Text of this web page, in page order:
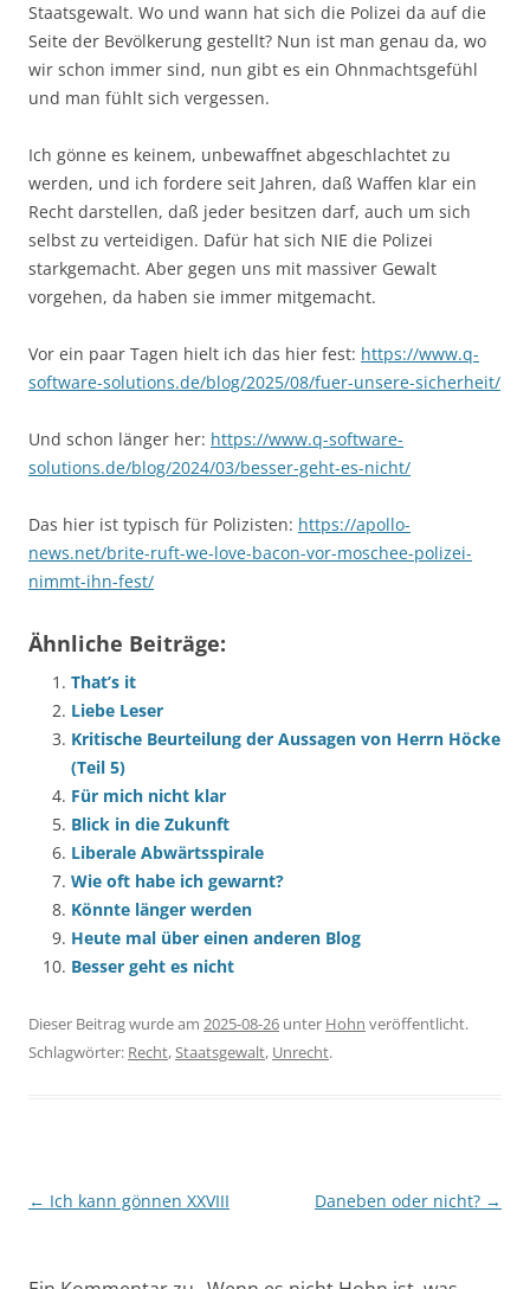
Staatsgewalt. Wo und wann hat sich die Polizei da auf die
Seite der Bevölkerung gestellt? Nun ist man genau da, wo
wir schon immer sind, nun gibt es ein Ohnmachtsgefühl
und man fühlt sich vergessen.
Ich gönne es keinem, unbewaffnet abgeschlachtet zu
werden, und ich fordere seit Jahren, daß Waffen klar ein
Recht darstellen, daß jeder besitzen darf, auch um sich
selbst zu verteidigen. Dafür hat sich NIE die Polizei
starkgemacht. Aber gegen uns mit massiver Gewalt
vorgehen, da haben sie immer mitgemacht.
Vor ein paar Tagen hielt ich das hier fest: https://www.q-
software-solutions.de/blog/2025/08/fuer-unsere-sicherheit/
Und schon länger her: https://www.q-software-
solutions.de/blog/2024/03/besser-geht-es-nicht/
Das hier ist typisch für Polizisten: https://apollo-
news.net/brite-ruft-we-love-bacon-vor-moschee-polizei-
nimmt-ihn-fest/
Ähnliche Beiträge:
That’s it
Liebe Leser
Kritische Beurteilung der Aussagen von Herrn Höcke
(Teil 5)
Für mich nicht klar
Blick in die Zukunft
Liberale Abwärtsspirale
Wie oft habe ich gewarnt?
Könnte länger werden
Heute mal über einen anderen Blog
Besser geht es nicht
Dieser Beitrag wurde am 2025-08-26 unter Hohn veröffentlicht.
Schlagwörter: Recht,Staatsgewalt, Unrecht.
Beitragsnavigation
← Ich kann gönnen XXVIII Daneben oder nicht? →